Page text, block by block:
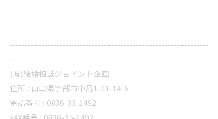
--------------------------------------------------------------------
--
(有)結婚相談ジョイント企画
住所 : 山口県宇部市中尾1-11-14-5
電話番号 : 0836-35-1492